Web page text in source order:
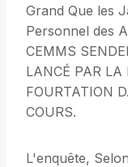
Grand Que les
Personnel des
CEMMS
LANCÉ PAR
FOURTATION
COURS.
L'enquête,